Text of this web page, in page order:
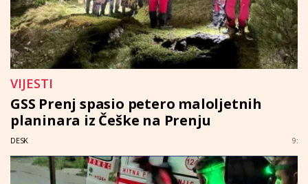
VIJESTI
GSS Prenj spasio petero maloljetnih
planinara iz Češke na Prenju
DESK 9: